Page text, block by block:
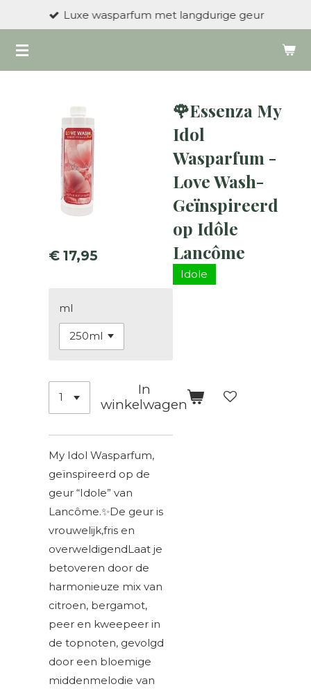
naar
de
Luxe wasparfum met langdurige geur
🌹Essenza My
Idol
Wasparfum -
Love Wash-
Geïnspireerd
op Idôle
Lancôme
Idole
€ 17,95
ml
In
winkelwagen
My Idol Wasparfum,
geïnspireerd op de
geur “Idole” van
Lancôme.✨De geur is
vrouwelijk,fris en
overweldigendLaat je
betoveren door de
harmonieuze mix van
citroen, bergamot,
peer en kweepeer in
de topnoten, gevolgd
door een bloemige
middenmelodie van